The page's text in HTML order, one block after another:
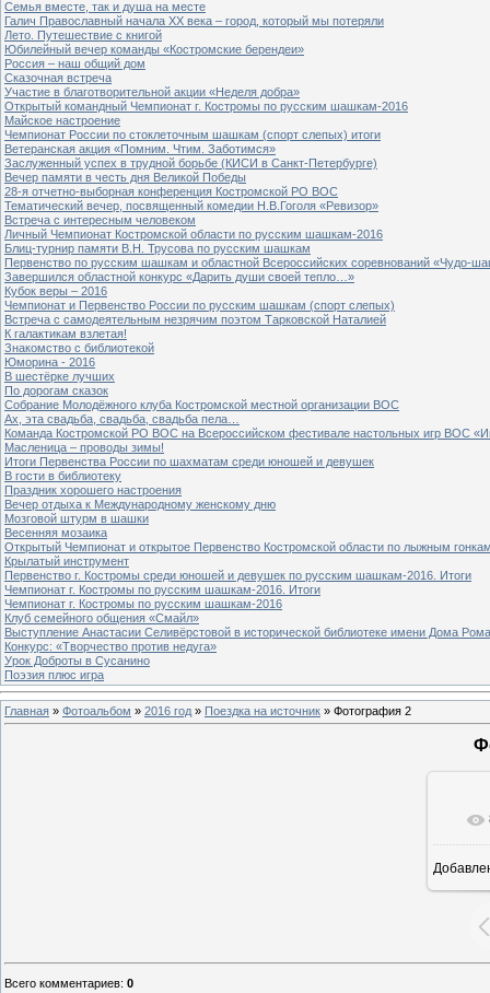
Семья вместе, так и душа на месте
Галич Православный начала ХХ века – город, который мы потеряли
Лето. Путешествие с книгой
Юбилейный вечер команды «Костромские берендеи»
Россия – наш общий дом
Сказочная встреча
Участие в благотворительной акции «Неделя добра»
Открытый командный Чемпионат г. Костромы по русским шашкам-2016
Майское настроение
Чемпионат России по стоклеточным шашкам (спорт слепых) итоги
Ветеранская акция «Помним. Чтим. Заботимся»
Заслуженный успех в трудной борьбе (КИСИ в Санкт-Петербурге)
Вечер памяти в честь дня Великой Победы
28-я отчетно-выборная конференция Костромской РО ВОС
Тематический вечер, посвященный комедии Н.В.Гоголя «Ревизор»
Встреча с интересным человеком
Личный Чемпионат Костромской области по русским шашкам-2016
Блиц-турнир памяти В.Н. Трусова по русским шашкам
Первенство по русским шашкам и областной Всероссийских соревнований «Чудо-
Завершился областной конкурс «Дарить души своей тепло…»
Кубок веры – 2016
Чемпионат и Первенство России по русским шашкам (спорт слепых)
Встреча с самодеятельным незрячим поэтом Тарковской Наталией
К галактикам взлетая!
Знакомство с библиотекой
Юморина - 2016
В шестёрке лучших
По дорогам сказок
Собрание Молодёжного клуба Костромской местной организации ВОС
Ах, эта свадьба, свадьба, свадьба пела…
Команда Костромской РО ВОС на Всероссийском фестивале настольных игр ВОС
Масленица – проводы зимы!
Итоги Первенства России по шахматам среди юношей и девушек
В гости в библиотеку
Праздник хорошего настроения
Вечер отдыха к Международному женскому дню
Мозговой штурм в шашки
Весенняя мозаика
Открытый Чемпионат и открытое Первенство Костромской области по лыжным
Крылатый инструмент
Первенство г. Костромы среди юношей и девушек по русским шашкам-2016. Итоги
Чемпионат г. Костромы по русским шашкам-2016. Итоги
Чемпионат г. Костромы по русским шашкам-2016
Клуб семейного общения «Смайл»
Выступление Анастасии Селивёрстовой в исторической библиотеке имени Дома
Конкурс: «Творчество против недуга»
Урок Доброты в Сусанино
Поэзия плюс игра
Главная » Фотоальбом » 2016 год » Поездка на источник » Фотография 2
Всего комментариев: 0